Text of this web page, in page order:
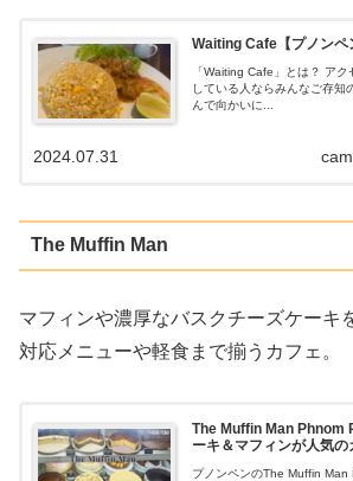
Waiting Cafe【プノンペ
「Waiting Cafe」とは？ ア
している人ならみんなご存
んで向かいに...
2024.07.31
The Muffin Man
マフィンや濃厚なバスクチーズケーキ
対応メニューや軽食まで揃うカフェ。
The Muffin Man Phnom
ーキ＆マフィンが人気の
プノンペンのThe Muffin